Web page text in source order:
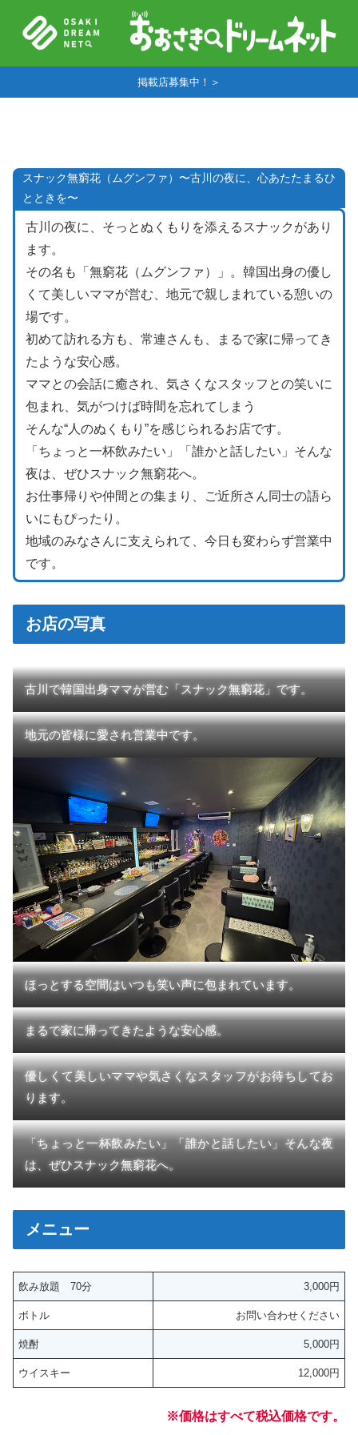
掲載店募集中！＞
スナック無窮花（ムグンファ）〜古川の夜に、心あたたまるひ
とときを〜
古川の夜に、そっとぬくもりを添えるスナックがあり
ます。
その名も「無窮花（ムグンファ）」。韓国出身の優し
くて美しいママが営む、地元で親しまれている憩いの
場です。
初めて訪れる方も、常連さんも、まるで家に帰ってき
たような安心感。
ママとの会話に癒され、気さくなスタッフとの笑いに
包まれ、気がつけば時間を忘れてしまう
そんな“人のぬくもり”を感じられるお店です。
「ちょっと一杯飲みたい」「誰かと話したい」そんな
夜は、ぜひスナック無窮花へ。
お仕事帰りや仲間との集まり、ご近所さん同士の語ら
いにもぴったり。
地域のみなさんに支えられて、今日も変わらず営業中
です。
お店の写真
古川で韓国出身ママが営む「スナック無窮花」です。
地元の皆様に愛され営業中です。
ほっとする空間はいつも笑い声に包まれています。
まるで家に帰ってきたような安心感。
優しくて美しいママや気さくなスタッフがお待ちしてお
ります。
「ちょっと一杯飲みたい」「誰かと話したい」そんな夜
は、ぜひスナック無窮花へ。
メニュー
飲み放題 70分 3,000円
ボトル お問い合わせください
焼酎 5,000円
ウイスキー 12,000円
※価格はすべて税込価格です。